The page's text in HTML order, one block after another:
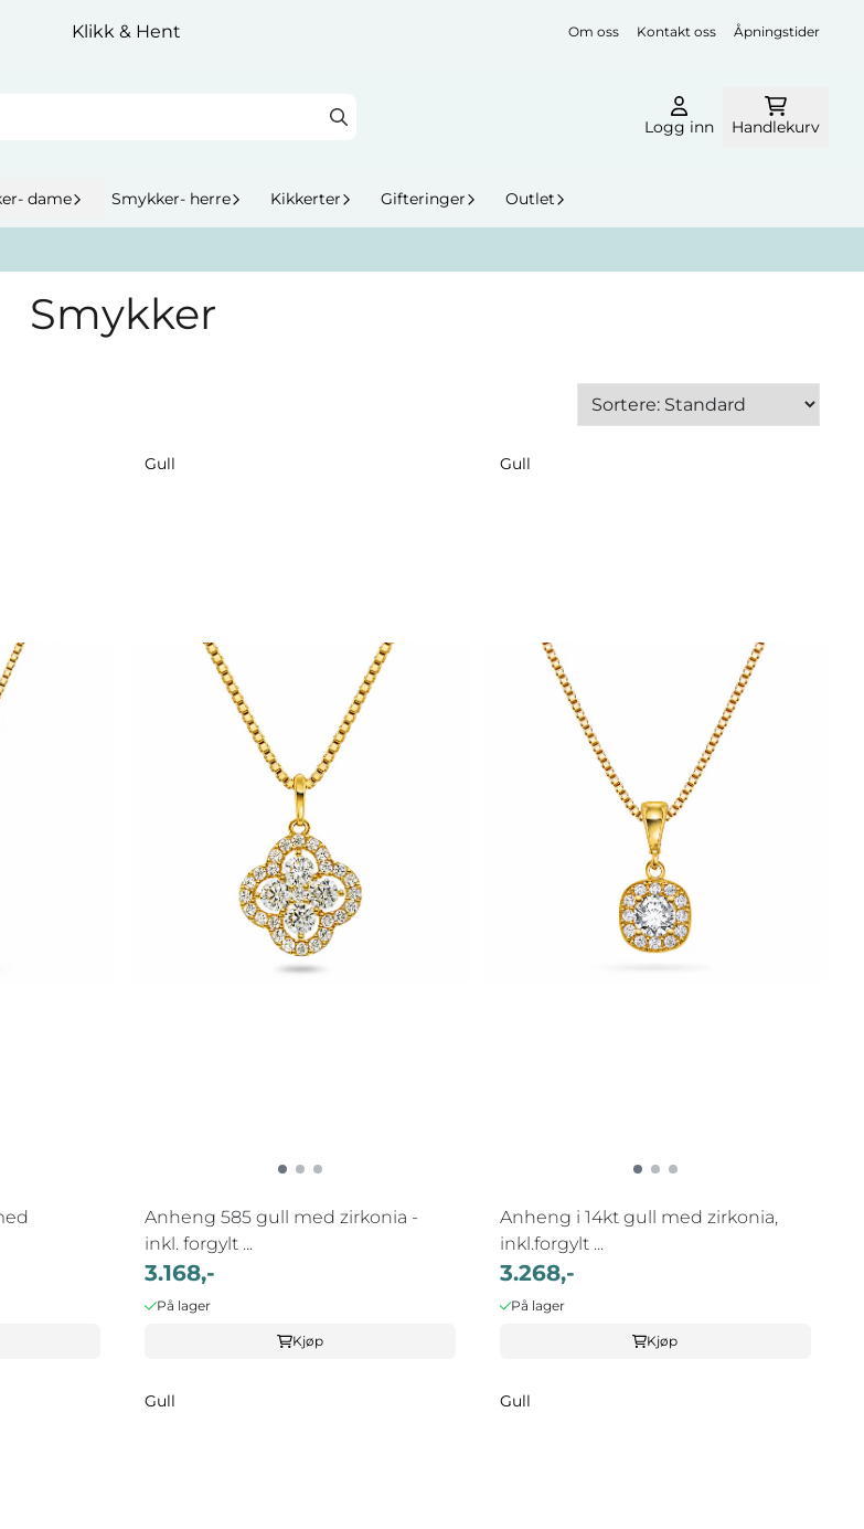
Klikk & Hent Om oss Kontakt oss Åpningstider
Logg inn Handlekurv
dame Smykker- herre Kikkerter Gifteringer Outlet
Smykker
Gull
Anheng 585 gull med zirkonia -
inkl. forgylt ...
3.168,-
På lager
Kjøp
Gull
Anheng i 14kt gull med zirkonia,
inkl.forgylt ...
3.268,-
På lager
Kjøp
Gull Gull